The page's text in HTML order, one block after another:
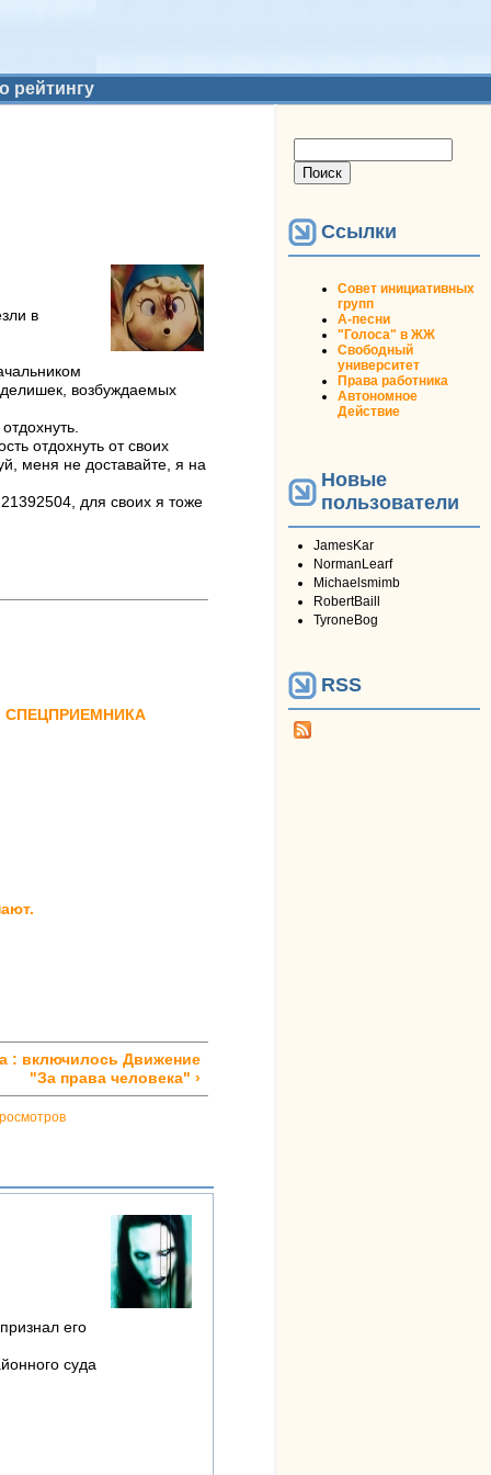
рейтингу
в
возбуждаемых
отдохнуть от своих
меня не доставайте, я на
для своих я тоже
СПЕЦПРИЕМНИКА
: включилось Движение
"За права человека" ›
его
суда
Ссылки
Совет инициативных
групп
А-песни
"Голоса" в ЖЖ
Свободный
университет
Права работника
Автономное
Действие
Новые
пользователи
JamesKar
NormanLearf
Michaelsmimb
RobertBaill
TyroneBog
RSS